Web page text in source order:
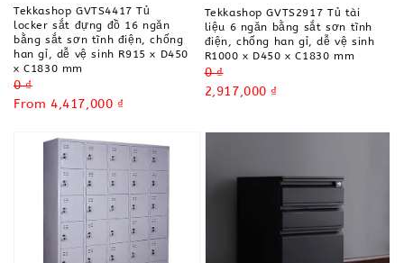
Tekkashop GVTS4417 Tủ
locker sắt đựng đồ 16 ngăn
bằng sắt sơn tĩnh điện, chống
han gỉ, dễ vệ sinh R915 x D450
x C1830 mm
Regular
price
0 ₫
Sale
From 4,417,000 ₫
Tekkashop GVTS2917 Tủ tài
liệu 6 ngăn bằng sắt sơn tĩnh
điện, chống han gỉ, dễ vệ sinh
R1000 x D450 x C1830 mm
Regular
price
0 ₫
Sale
2,917,000 ₫